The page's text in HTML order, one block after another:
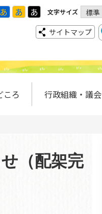
あ あ あ 文字サイズ 標準
サイトマップ
ころ 行政組織・議会
（配架完